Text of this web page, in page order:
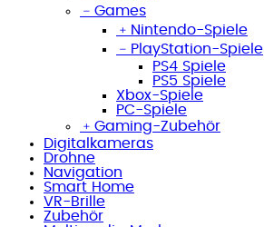
﹣ Games
﹢ Nintendo-Spiele
﹣ PlayStation-Spiele
PS4 Spiele
PS5 Spiele
Xbox-Spiele
PC-Spiele
﹢ Gaming-Zubehör
Digitalkameras
Drohne
Navigation
Smart Home
VR-Brille
Zubehör